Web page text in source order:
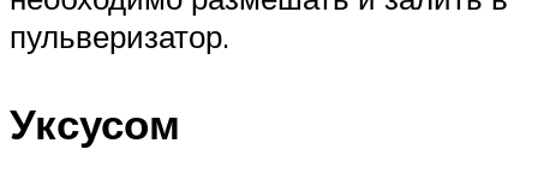
пульверизатор.
Уксусом